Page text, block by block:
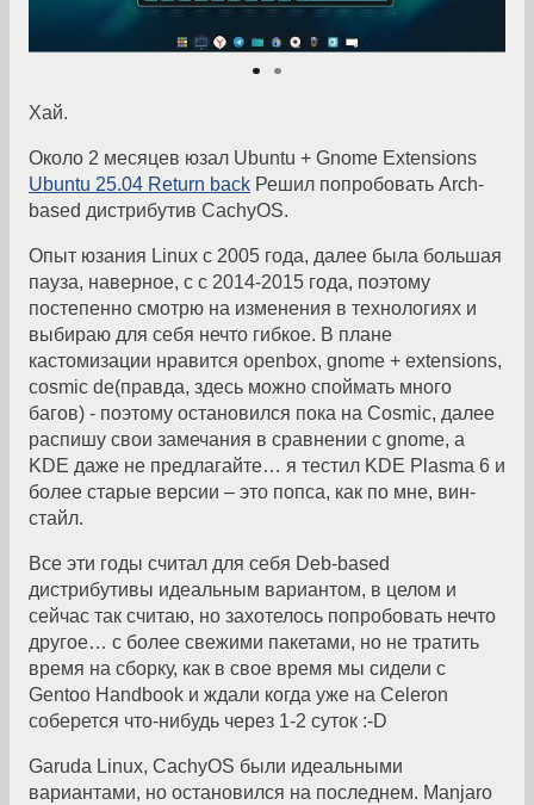
Хай.
Около 2 месяцев юзал Ubuntu + Gnome Extensions
Ubuntu 25.04 Return back Решил попробовать Arch-
based дистрибутив CachyOS.
Опыт юзания Linux с 2005 года, далее была большая
пауза, наверное, с с 2014-2015 года, поэтому
постепенно смотрю на изменения в технологиях и
выбираю для себя нечто гибкое. В плане
кастомизации нравится openbox, gnome + extensions,
cosmic de(правда, здесь можно споймать много
багов) - поэтому остановился пока на Cosmiс, далее
распишу свои замечания в сравнении с gnome, а
KDE даже не предлагайте… я тестил KDE Plasma 6 и
более старые версии – это попса, как по мне, вин-
стайл.
Все эти годы считал для себя Deb-based
дистрибутивы идеальным вариантом, в целом и
сейчас так считаю, но захотелось попробовать нечто
другое… с более свежими пакетами, но не тратить
время на сборку, как в свое время мы сидели с
Gentoo Handbook и ждали когда уже на Celeron
соберется что-нибудь через 1-2 суток :-D
Garuda Linux, CachyOS были идеальными
вариантами, но остановился на последнем. Manjaro